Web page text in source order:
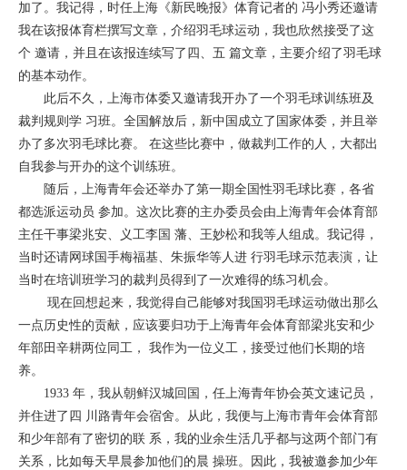
加了。我记得，时任上海《新民晚报》体育记者的 冯小秀还邀请
我在该报体育栏撰写文章，介绍羽毛球运动，我也欣然接受了这
个 邀请，并且在该报连续写了四、五 篇文章，主要介绍了羽毛球
的基本动作。
此后不久，上海市体委又邀请我开办了一个羽毛球训练班及
裁判规则学 习班。全国解放后，新中国成立了国家体委，并且举
办了多次羽毛球比赛。 在这些比赛中，做裁判工作的人，大都出
自我参与开办的这个训练班。
随后，上海青年会还举办了第一期全国性羽毛球比赛，各省
都选派运动员 参加。这次比赛的主办委员会由上海青年会体育部
主任干事梁兆安、义工李国 藩、王妙松和我等人组成。我记得，
当时还请网球国手梅福基、朱振华等人进 行羽毛球示范表演，让
当时在培训班学习的裁判员得到了一次难得的练习机会。
现在回想起来，我觉得自己能够对我国羽毛球运动做出那么
一点历史性的贡献，应该要归功于上海青年会体育部梁兆安和少
年部田辛耕两位同工， 我作为一位义工，接受过他们长期的培
养。
1933 年，我从朝鲜汉城回国，任上海青年协会英文速记员，
并住进了四 川路青年会宿舍。从此，我便与上海市青年会体育部
和少年部有了密切的联 系，我的业余生活几乎都与这两个部门有
关系，比如每天早晨参加他们的晨 操班。因此，我被邀参加少年